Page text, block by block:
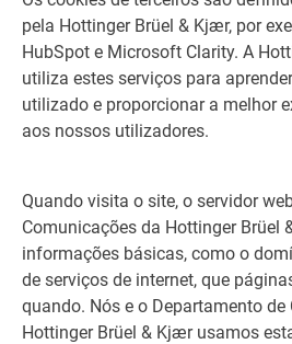
pela Hottinger Brüel & Kjær, por
HubSpot e Microsoft Clarity. A
utiliza estes serviços para
utilizado e proporcionar a melhor
aos nossos utilizadores.
Quando visita o site, o servidor
Comunicações da Hottinger Brüel
informações básicas, como o
de serviços de internet, que
quando. Nós e o Departamento
Hottinger Brüel & Kjær usamos